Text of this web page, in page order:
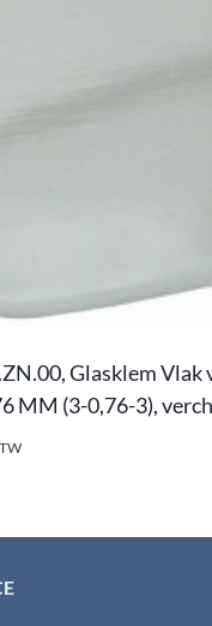
Glasklem Vlak
MM (3-0,76-3),